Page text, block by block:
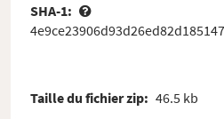
SHA-1:
Taille du fichier zip: 46.5 kb